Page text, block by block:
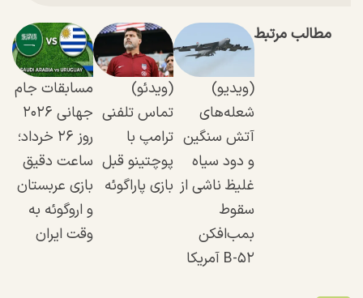
مطالب مرتبط
(ویدیو)
شعله‌های
آتش سنگین
و دود سیاه
غلیظ ناشی از
سقوط
بمب‌افکن
B-۵۲ آمریکا
(ویدئو)
تماس تلفنی
ترامپ با
پوچتینو قبل
بازی پاراگوئه
مسابقات جام
جهانی ۲۰۲۶
روز ۲۶ خرداد؛
ساعت دقیق
بازی عربستان
و اروگوئه به
وقت ایران